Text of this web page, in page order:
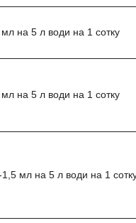
на 5 л води на 1 сотку
мл на 5 л води на 1 сотку
1,5 мл на 5 л води на 1